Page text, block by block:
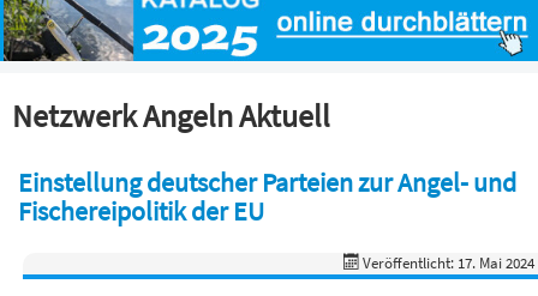
Netzwerk Angeln Aktuell
Einstellung deutscher Parteien zur Angel- und
Fischereipolitik der EU
Veröffentlicht: 17. Mai 2024